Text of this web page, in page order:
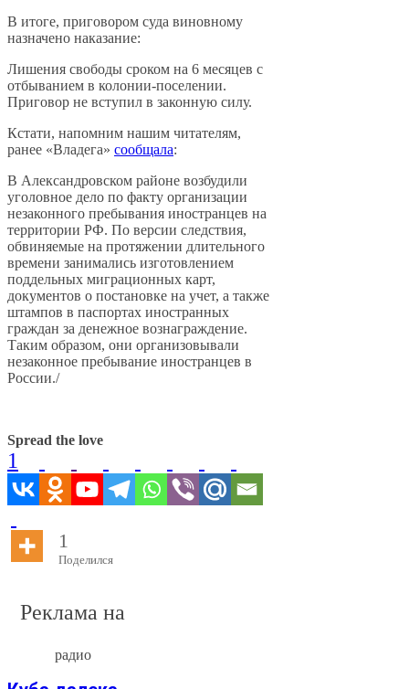
В итоге, приговором суда виновному
назначено наказание:
Лишения свободы сроком на 6 месяцев с
отбыванием в колонии-поселении.
Приговор не вступил в законную силу.
Кстати, напомним нашим читателям,
ранее «Владега» сообщала:
В Александровском районе возбудили
уголовное дело по факту организации
незаконного пребывания иностранцев на
территории РФ. По версии следствия,
обвиняемые на протяжении длительного
времени занимались изготовлением
поддельных миграционных карт,
документов о постановке на учет, а также
штампов в паспортах иностранных
граждан за денежное вознаграждение.
Таким образом, они организовывали
незаконное пребывание иностранцев в
России./
Spread the love
1
1
Поделился
Реклама на
радио